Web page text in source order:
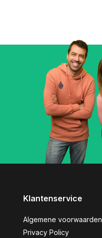
Klantenservice
Algemene voorwaarden
Privacy Policy